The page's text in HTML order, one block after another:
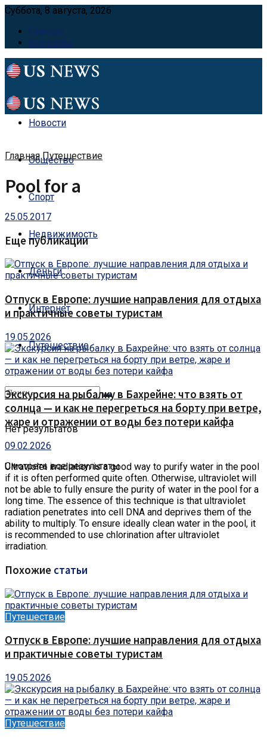
Суббота, 8 августа, 2026
Главная
Контакты
Новости
Общество
Спорт
Недвижимость
Деньги
Интернет
Путешествие
Нет результатов
Смотреть все результаты
Главная Путешествие
Pool for a
25.05.2017
Еще публикации
Отпуск в Европе: лучшие направления для отдыха
и практичные советы туристам
19.05.2026
Экскурсия на рыбалку в Бахрейне: что взять от
солнца — и как не перегреться на борту при ветре,
жаре и отражении от воды без потери кайфа
09.02.2026
Ultraviolet irradiation is a good way to purify water in the pool
if it is often performed quite often. Otherwise, ultraviolet will
not be able to fully ensure the purity of water in the pool for a
long time. The essence of this technique is that ultraviolet
radiation penetrates into cell DNA and deprives them of the
ability to multiply. To ensure ideally clean water in the pool, it
is recommended to use chlorination after ultraviolet
irradiation.
Похожие статьи
Путешествие
Отпуск в Европе: лучшие направления для отдыха
и практичные советы туристам
19.05.2026
Путешествие